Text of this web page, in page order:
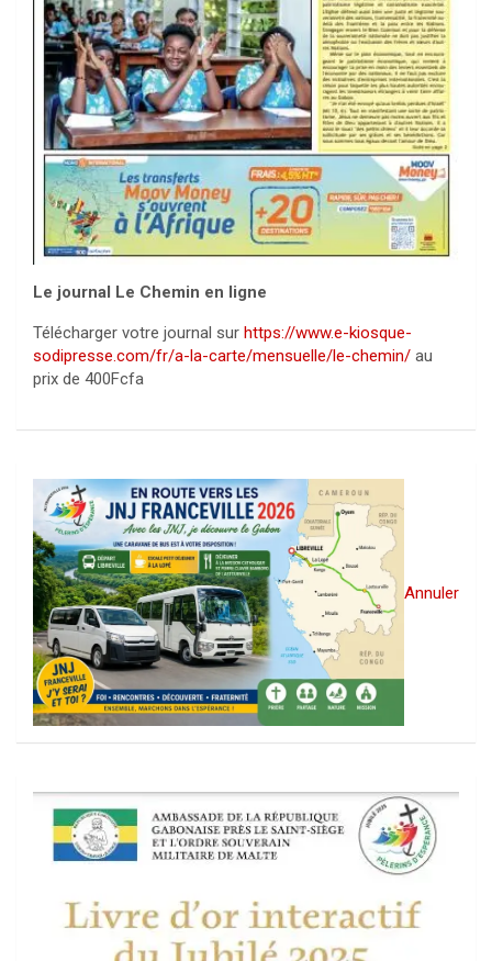
Le journal Le Chemin en ligne
Télécharger votre journal sur https://www.e-kiosque-
sodipresse.com/fr/a-la-carte/mensuelle/le-chemin/ au
prix de 400Fcfa
Annuler